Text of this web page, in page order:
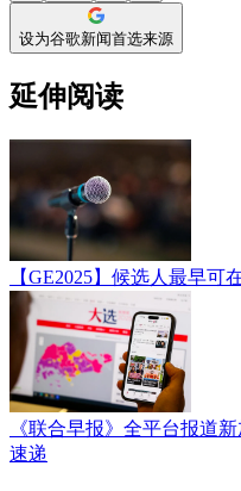
设为谷歌新闻首选来源
延伸阅读
【GE2025】候选人最早
《联合早报》全平台报道
速递